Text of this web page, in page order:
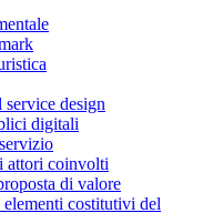
design
digitali
attori coinvolti
di valore
costitutivi del